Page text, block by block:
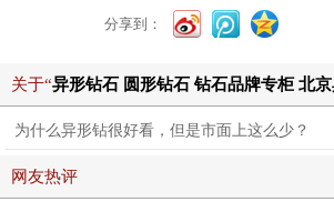
分享到：
关于“异形钻石 圆形钻石 钻石品牌专柜 北
为什么异形钻很好看，但是市面上这么少？
网友热评